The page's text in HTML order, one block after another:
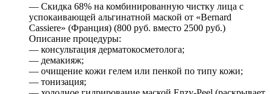
— Скидка 68% на комбинированную чистку лица с
успокаивающей альгинатной маской от «Bernard
Cassiere» (Франция) (800 руб. вместо 2500 руб.)
Описание процедуры:
— консультация дерматокосметолога;
— демакияж;
— очищение кожи гелем или пенкой по типу кожи;
— тонизация;